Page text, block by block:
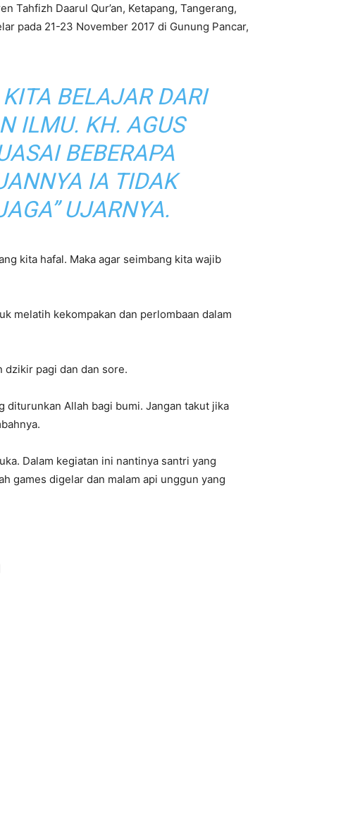
Tahfizh Daarul Qur’an, Ketapang, Tangerang,
pada 21-23 November 2017 di Gunung Pancar,
BELAJAR DARI
ILMU. KH. AGUS
BEBERAPA
IA TIDAK
UJARNYA.
kita hafal. Maka agar seimbang kita wajib
melatih kekompakan dan perlombaan dalam
dzikir pagi dan dan sore.
diturunkan Allah bagi bumi. Jangan takut jika
Dalam kegiatan ini nantinya santri yang
games digelar dan malam api unggun yang